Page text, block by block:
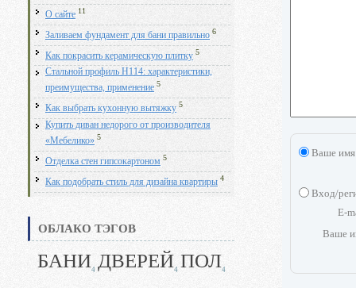
О сайте 11
Заливаем фундамент для бани правильно 6
Как покрасить керамическую плитку 5
Стальной профиль Н114: характеристики,
преимущества, применение 5
Как выбрать кухонную вытяжку 5
Купить диван недорого от производителя
«Мебелико» 5
Отделка стен гипсокартоном 5
Как подобрать стиль для дизайна квартиры 4
ОБЛАКО ТЭГОВ
БАНИ4 ДВЕРЕЙ4 ПОЛ4
Ваше имя
Вход/
E-
Ваше